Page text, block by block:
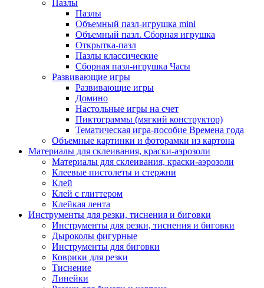
Пазлы
Пазлы
Объемный пазл-игрушка mini
Объемный пазл. Сборная игрушка
Открытка-пазл
Пазлы классические
Сборная пазл-игрушка Часы
Развивающие игры
Развивающие игры
Домино
Настольные игры на счет
Пиктограммы (мягкий конструктор)
Тематическая игра-пособие Времена года
Объемные картинки и фоторамки из картона
Материалы для склеивания, краски-аэрозоли
Материалы для склеивания, краски-аэрозоли
Клеевые пистолеты и стержни
Клей
Клей с глиттером
Клейкая лента
Инструменты для резки, тиснения и биговки
Инструменты для резки, тиснения и биговки
Дыроколы фигурные
Инструменты для биговки
Коврики для резки
Тиснение
Линейки